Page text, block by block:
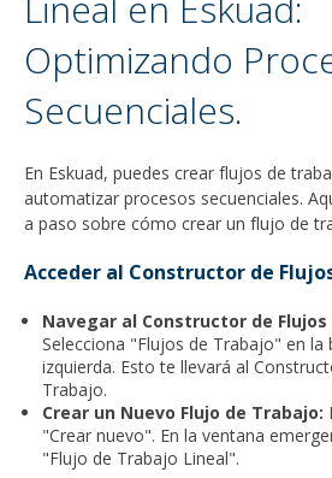
Optimizando
Secuenciales.
En Eskuad, puedes crear flujos de
automatizar procesos secuenciales.
a paso sobre cómo crear un flujo de
Acceder al Constructor de
Navegar al Constructor de
Selecciona "Flujos de Trabajo" en la
izquierda. Esto te llevará al
Trabajo.
Crear un Nuevo Flujo de Trabajo:
"Crear nuevo". En la ventana
"Flujo de Trabajo Lineal".